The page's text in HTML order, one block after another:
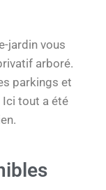
jardin vous
arboré.
parkings et
Ici tout a été